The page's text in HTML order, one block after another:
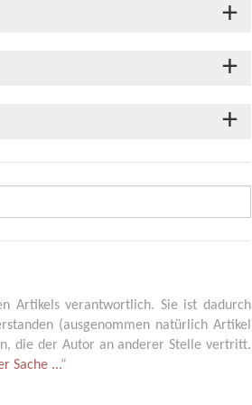
Artikels verantwortlich. Sie ist dadurch
(ausgenommen natürlich Artikel
die der Autor an anderer Stelle vertritt.
Sache ...“